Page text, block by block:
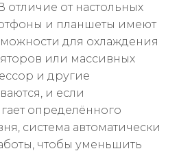
отличие от настольных
и планшеты имеют
для охлаждения
или массивных
и другие
и если
определённого
система автоматически
чтобы уменьшить